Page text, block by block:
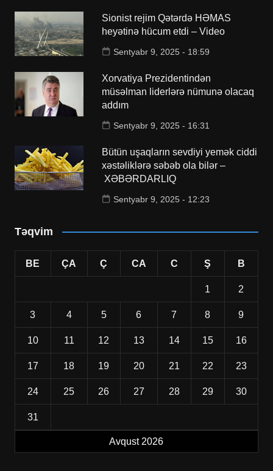
Sionist rejim Qətərdə HƏMAS
heyətinə hücum etdi – Video
Sentyabr 9, 2025 - 18:59
Xorvatiya Prezidentindən
müsəlman liderlərə nümunə olacaq
addım
Sentyabr 9, 2025 - 16:31
Bütün uşaqların sevdiyi yemək ciddi
xəstəliklərə səbəb ola bilər –
XƏBƏRDARLIQ
Sentyabr 9, 2025 - 12:23
Təqvim
Avqust 2026
BE ÇA Ç CA C Ş B
1 2
3 4 5 6 7 8 9
10 11 12 13 14 15 16
17 18 19 20 21 22 23
24 25 26 27 28 29 30
31